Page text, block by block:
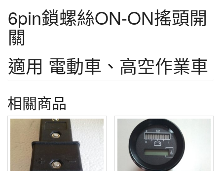
6pin鎖螺絲ON-ON搖頭開
關
適用 電動車、高空作業車
相關商品